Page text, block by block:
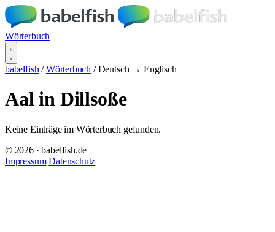
Wörterbuch
babelfish / Wörterbuch / Deutsch → Englisch
Aal in Dillsoße
Keine Einträge im Wörterbuch gefunden.
© 2026 · babelfish.de
Impressum Datenschutz